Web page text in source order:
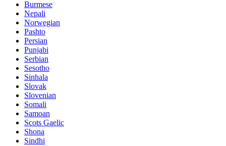
Burmese
Nepali
Norwegian
Pashto
Persian
Punjabi
Serbian
Sesotho
Sinhala
Slovak
Slovenian
Somali
Samoan
Scots Gaelic
Shona
Sindhi